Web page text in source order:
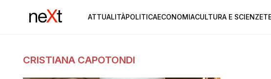
ATTUALITÀPOLITICAECONOMIACULTURA E SCIENZE
CRISTIANA CAPOTONDI